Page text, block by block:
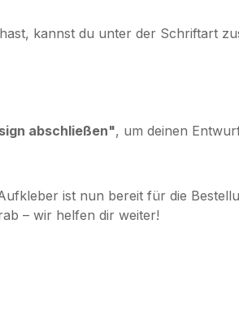
kannst du unter der Schriftart
abschließen", um deinen
ist nun bereit für die
– wir helfen dir weiter!